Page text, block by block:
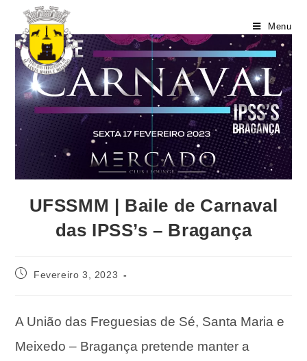
Menu
UFSSMM | Baile de Carnaval
das IPSS’s – Bragança
Fevereiro 3, 2023
A União das Freguesias de Sé, Santa Maria e
Meixedo – Bragança pretende manter a